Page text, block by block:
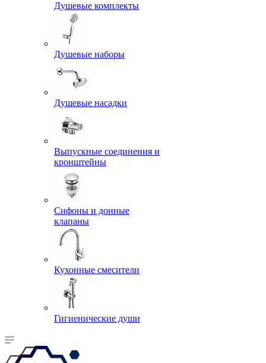
Душевые комплекты
Душевые наборы
Душевые насадки
Выпускные соединения и
кронштейны
Сифоны и донные
клапаны
Кухонные смесители
Гигиенические души